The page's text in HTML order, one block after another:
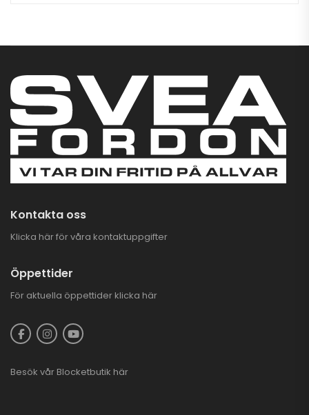
Kontakta oss
Klicka här för våra kontaktuppgifter
Öppettider
För aktuella öppettider klicka här
Besök vår Blocketbutik här